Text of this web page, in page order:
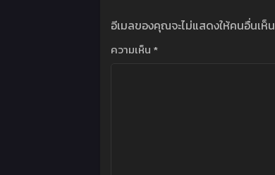
อีเมลของคุณจะไม่แสดงให้คนอื่นเห็น
ความเห็น *